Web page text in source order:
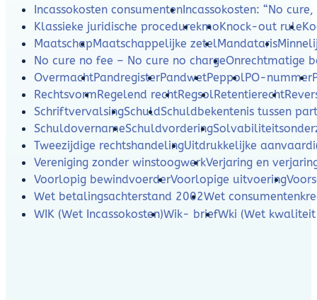
Incassokosten consumentenIncassokosten: “No
Klassieke juridische procedurekmoKnock-out rule
MaatschapMaatschappelijke zetelMandataris
No cure no fee – No cure no chargeOnrechtmatige
OvermachtPandregisterPandwetPeppolPO-nummer
RechtsvormRegelend rechtRegsolRetentierecht
SchriftvervalsingSchuldSchuldbekentenis tussen
SchuldovernameSchuldvordering
Tweezijdige rechtshandelingUitdrukkelijke
Vereniging zonder winstoogwerkVerjaring en
Voorlopig bewindvoerderVoorlopige uitvoering
Wet betalingsachterstand 2002Wet
WIK (Wet Incassokosten)Wik- briefWki (Wet kwaliteit